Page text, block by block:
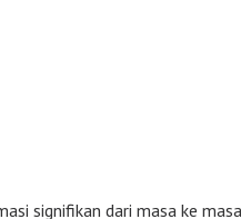
signifikan dari masa ke